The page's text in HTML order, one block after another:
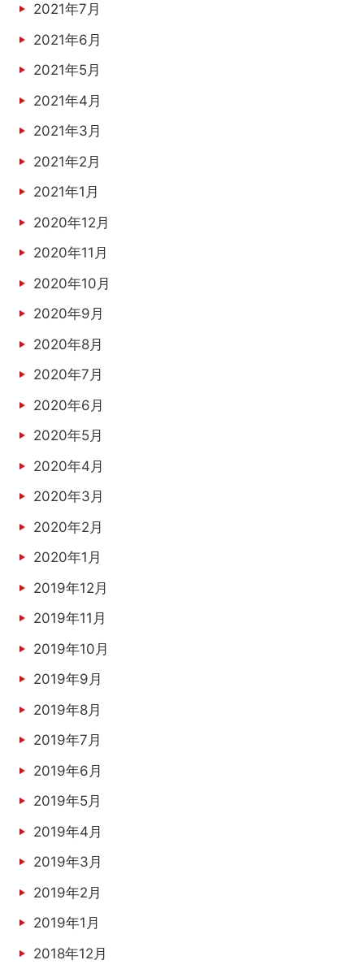
2021年7月
2021年6月
2021年5月
2021年4月
2021年3月
2021年2月
2021年1月
2020年12月
2020年11月
2020年10月
2020年9月
2020年8月
2020年7月
2020年6月
2020年5月
2020年4月
2020年3月
2020年2月
2020年1月
2019年12月
2019年11月
2019年10月
2019年9月
2019年8月
2019年7月
2019年6月
2019年5月
2019年4月
2019年3月
2019年2月
2019年1月
2018年12月